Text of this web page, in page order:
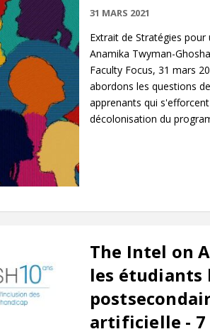
31 MARS 2021
Extrait de Stratégies
Anamika Twyman-
Faculty Focus, 31 mars
abordons les questions
apprenants qui
décolonisation du
The Intel on
les étudiants
artificielle - 7